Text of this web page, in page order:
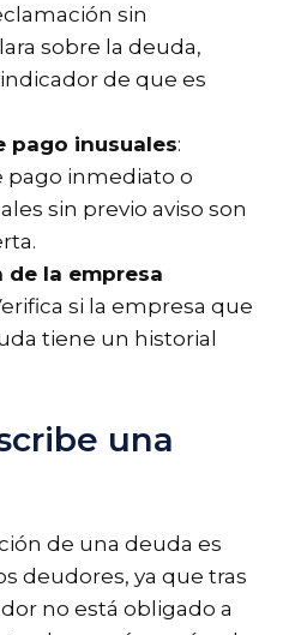
sin
sobre la deuda,
de que es
pago inusuales:
pago inmediato o
sin previo aviso son
la empresa
si la empresa que
tiene un historial
una
de una deuda es
deudores, ya que tras
no está obligado a